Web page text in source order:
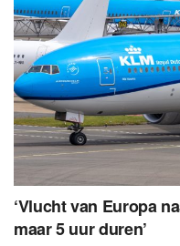
‘Vlucht van Europa
maar 5 uur duren’